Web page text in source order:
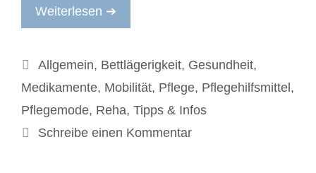
Weiterlesen ➔
Kategorien
Allgemein, Bettlägerigkeit, Gesundheit,
Medikamente, Mobilität, Pflege, Pflegehilfsmittel,
Pflegemode, Reha, Tipps & Infos
Schreibe einen Kommentar